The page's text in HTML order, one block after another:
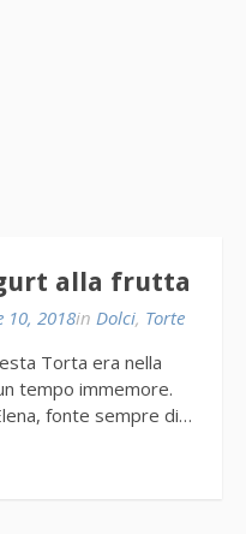
alla frutta
10, 2018in Dolci, Torte
Torta era nella
tempo immemore.
fonte sempre di…